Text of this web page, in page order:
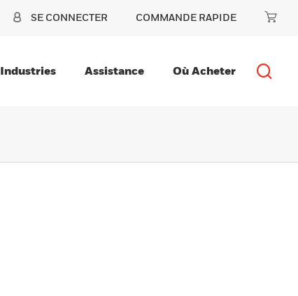
SE CONNECTER COMMANDE RAPIDE
Industries Assistance Où Acheter